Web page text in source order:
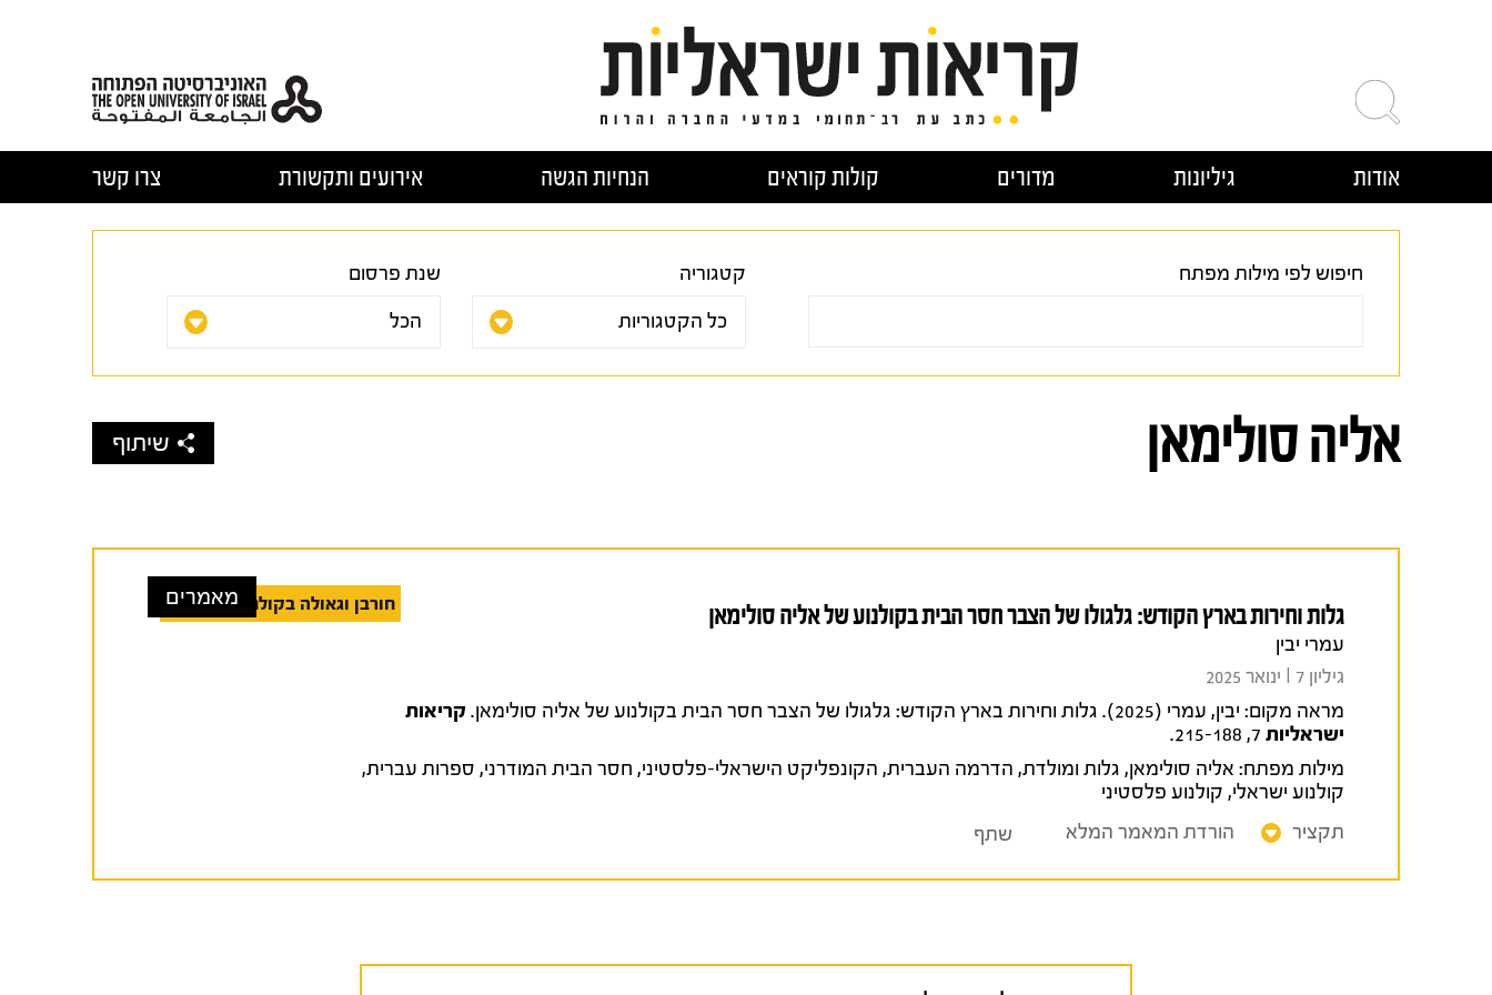
אודות גיליונות מדורים קולות קוראים הנחיות הגשה אירועים ותקשורת צרו קשר
חיפוש לפי מילות מפתח קטגוריה שנת פרסום
אליה סולימאן שיתוף
חורבן וגאולה בקולנוע הישראלי
מאמרים
גלות וחירות בארץ הקודש: גלגולו של הצבר חסר הבית בקולנוע של אליה סולימאן
עמרי יבין
גיליון 7 I ינואר 2025
מראה מקום: יבין, עמרי (2025). גלות וחירות בארץ הקודש: גלגולו של הצבר חסר הבית בקולנוע של אליה סולימאן.
קריאות
ישראליות
מילות מפתח: אליה סולימאן, גלות ומולדת, הדרמה העברית, הקונפליקט הישראלי-פלסטיני, חסר הבית המודרני, ספרות עברית,
קולנוע ישראלי, קולנוע פלסטיני
תקציר
הורדת המאמר המלא שתף